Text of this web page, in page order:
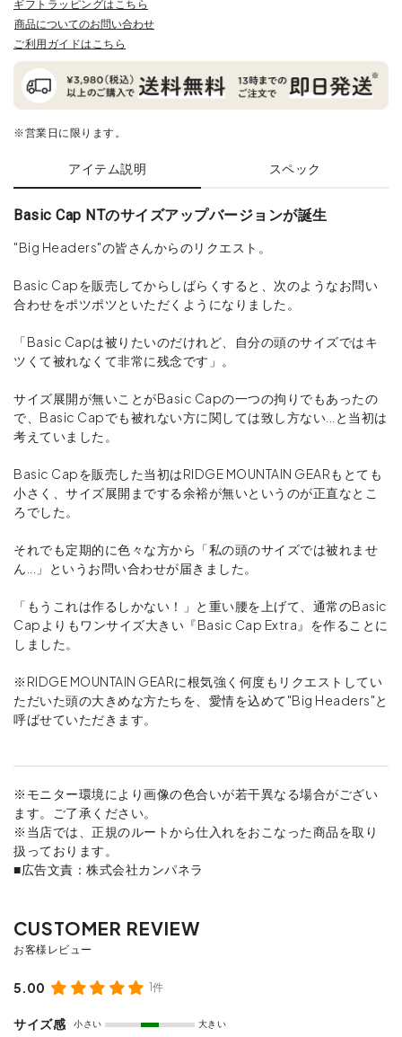
ギフトラッピングはこちら
商品についてのお問い合わせ
ご利用ガイドはこちら
※営業日に限ります。
アイテム説明 スペック
Basic Cap NTのサイズアップバージョンが誕生
"Big Headers"の皆さんからのリクエスト。
Basic Capを販売してからしばらくすると、次のようなお問い
合わせをポツポツといただくようになりました。
「Basic Capは被りたいのだけれど、自分の頭のサイズではキ
ツくて被れなくて非常に残念です」。
サイズ展開が無いことがBasic Capの一つの拘りでもあったの
で、Basic Capでも被れない方に関しては致し方ない...と当初は
考えていました。
Basic Capを販売した当初はRIDGE MOUNTAIN GEARもとても
小さく、サイズ展開までする余裕が無いというのが正直なとこ
ろでした。
それでも定期的に色々な方から「私の頭のサイズでは被れませ
ん...」というお問い合わせが届きました。
「もうこれは作るしかない！」と重い腰を上げて、通常のBasic
Capよりもワンサイズ大きい『Basic Cap Extra』を作ることに
しました。
※RIDGE MOUNTAIN GEARに根気強く何度もリクエストしてい
ただいた頭の大きめな方たちを、愛情を込めて"Big Headers"と
呼ばせていただきます。
※モニター環境により画像の色合いが若干異なる場合がござい
ます。ご了承ください。
※当店では、正規のルートから仕入れをおこなった商品を取り
扱っております。
■広告文責：株式会社カンパネラ
5.00 1件
サイズ感 小さい 大きい